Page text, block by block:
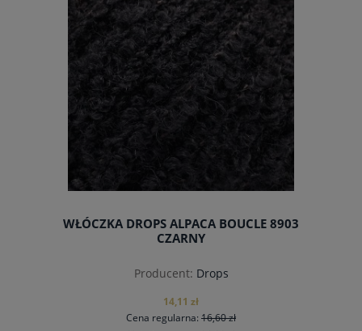
WŁÓCZKA DROPS ALPACA BOUCLE 8903
CZARNY
Producent: Drops
14,11 zł
Cena regularna: 16,60 zł